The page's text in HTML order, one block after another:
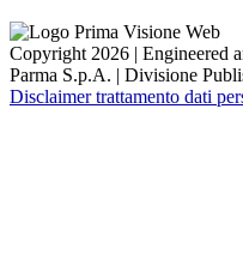
Copyright 2026 | Engineered
Parma S.p.A. | Divisione
Disclaimer trattamento dati